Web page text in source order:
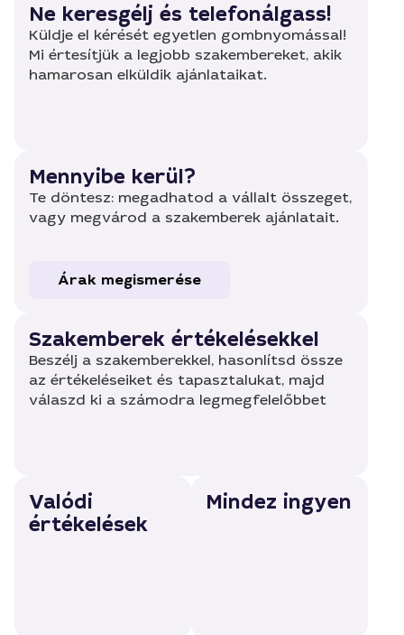
Ne keresgélj és telefonálgass!
Küldje el kérését egyetlen gombnyomással!
Mi értesítjük a legjobb szakembereket, akik
hamarosan elküldik ajánlataikat.
Mennyibe kerül?
Te döntesz: megadhatod a vállalt összeget,
vagy megvárod a szakemberek ajánlatait.
Árak megismerése
Szakemberek értékelésekkel
Beszélj a szakemberekkel, hasonlítsd össze
az értékeléseiket és tapasztalukat, majd
válaszd ki a számodra legmegfelelőbbet
Valódi
értékelések
Mindez ingyen